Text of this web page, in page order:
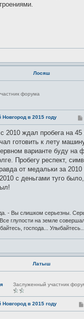
Лосяш
форума
в 2015 году
2010 ждал пробега на 45
готовить к лету
варианте буду на
Пробегу респект,
от медальки за
с деньгами туго
- Вы слишком серьезны.
глупости на земле
господа... Улыбайтесь...
Латыш
Заслуженный участник
в 2015 году